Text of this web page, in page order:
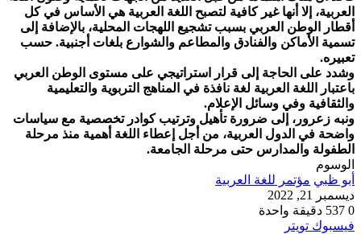
العربية، إلا أنها غير كافية لتصبح اللغة العربية هي الأساس في كل
أقطار الوطن العربي بسبب تشجيع اللهجات المحلية، بالإضافة إلى
تسمية الأماكن والفنادق والمطاعم والشوارع بلغات أجنبية. حسب
تعبيره.
وشدد على الحاجة إلى قرار استراتيجي على مستوى الوطن العربي
باعتبار اللغة العربية لغة نافذة في المناهج التربوية والتعليمية
والثقافية وفي وسائل الإعلام.
ونبه زعرور، إلى ضرورة تأهيل وترتيب كوادر تخصصية مع سياسات
واضحة في الدول العربية، من أجل إعطاء اللغة أهمية منذ مرحلة
الطفولة والمدارس حتى مرحلة الجامعة.
الوسوم
أبو ظبي مؤتمر للغة العربية
ديسمبر 21, 2022
0
دقيقة واحدة
فيسبوك تويتر